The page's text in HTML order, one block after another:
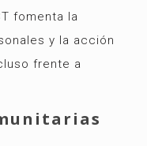
fomenta la
y la acción
frente a